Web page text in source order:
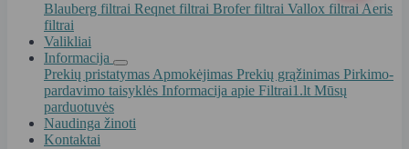
Blauberg filtrai Reqnet filtrai Brofer filtrai Vallox filtrai Aeris
filtrai
Valikliai
Informacija
Prekių pristatymas Apmokėjimas Prekių grąžinimas Pirkimo-
pardavimo taisyklės Informacija apie Filtrai1.lt Mūsų
parduotuvės
Naudinga žinoti
Kontaktai